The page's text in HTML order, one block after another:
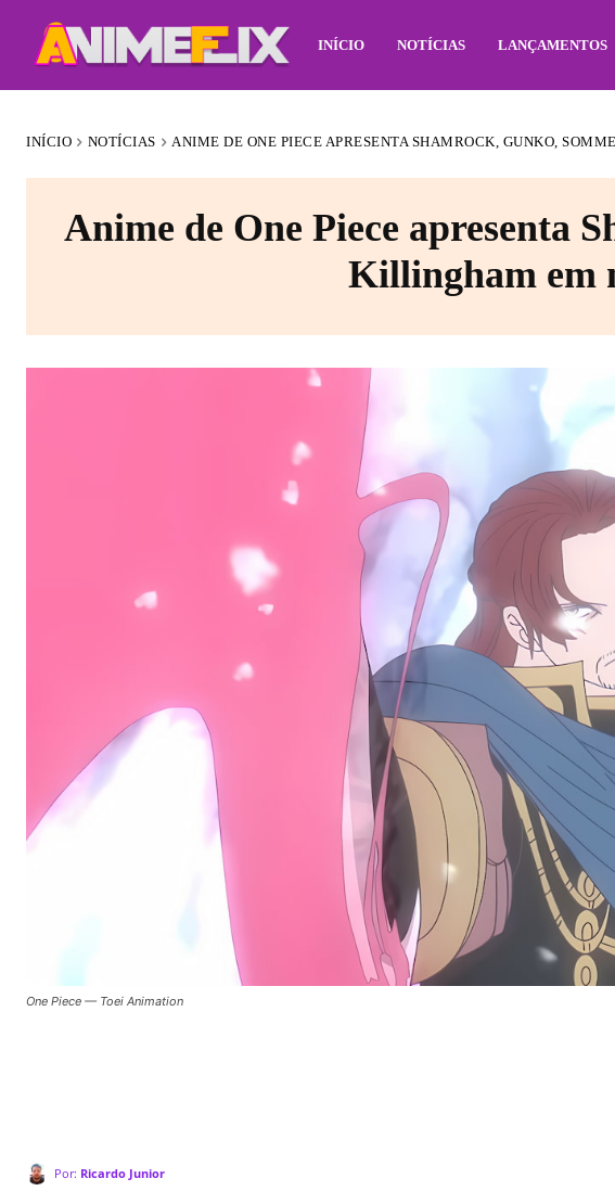
INÍCIO NOTÍCIAS LANÇAMENTOS
INÍCIO NOTÍCIAS ANIME DE ONE PIECE APRESENTA SHAMROCK, GUNKO,
Anime de One Piece apresenta
Killingham em
One Piece — Toei Animation
Por: Ricardo Junior